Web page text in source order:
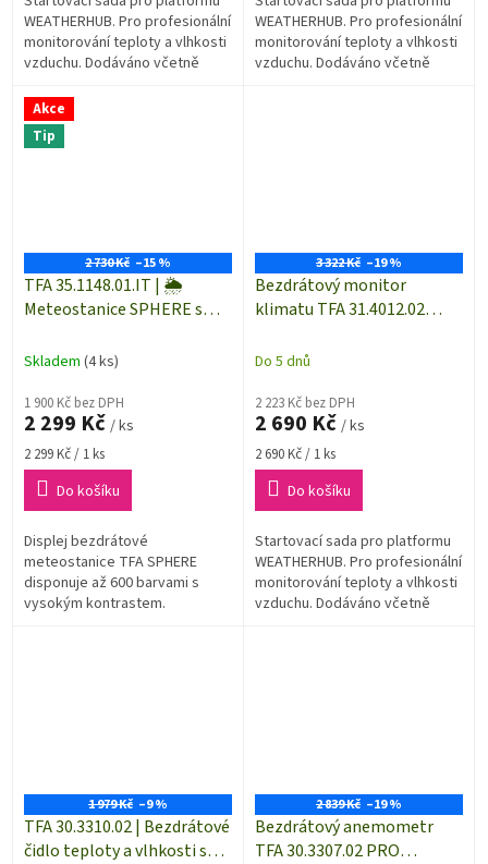
WEATHERHUB. Pro profesionální
monitorování teploty a vlhkosti
vzduchu. Dodáváno včetně
teplotně-vlhkostního
bezdrátového čidla...
WEATHERHUB. Pro profesionální
monitorování teploty a vlhkosti
vzduchu. Dodáváno včetně
Akce
Tip
2 730 Kč –15 %
TFA 35.1148.01.IT | 🌦️
Meteostanice SPHERE s
WeatherHUB kompatibilní
Skladem (4 ks)
1 900 Kč bez DPH
2 299 Kč / ks
Měrná
cena:
2 299 Kč / 1 ks
Do košíku
Displej bezdrátové
meteostanice TFA SPHERE
disponuje až 600 barvami s
vysokým kontrastem.
3 322 Kč –19 %
Bezdrátový monitor
klimatu TFA 31.4012.02
sada
Do 5 dnů
2 223 Kč bez DPH
2 690 Kč / ks
Měrná
cena:
2 690 Kč / 1 ks
Do košíku
Startovací sada pro platformu
WEATHERHUB. Pro profesionální
monitorování teploty a vlhkosti
vzduchu. Dodáváno včetně
1 979 Kč –9 %
TFA 30.3310.02 | Bezdrátové
čidlo teploty a vlhkosti s
2 839 Kč –19 %
Bezdrátový anemometr
TFA 30.3307.02 PRO